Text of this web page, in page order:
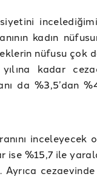
kadın
nüfusu çok
kadar
da %3,5’dan
inceleyecek
ise %15,7 ile